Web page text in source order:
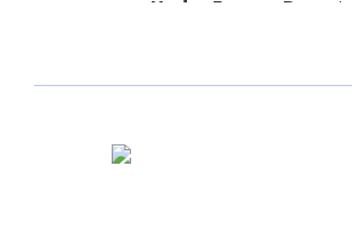
Hydro Energy Duo
Offiziell von der
[1] Magnesium